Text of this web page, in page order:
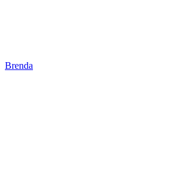
Brenda